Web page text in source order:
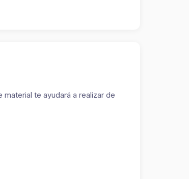
te ayudará a realizar de